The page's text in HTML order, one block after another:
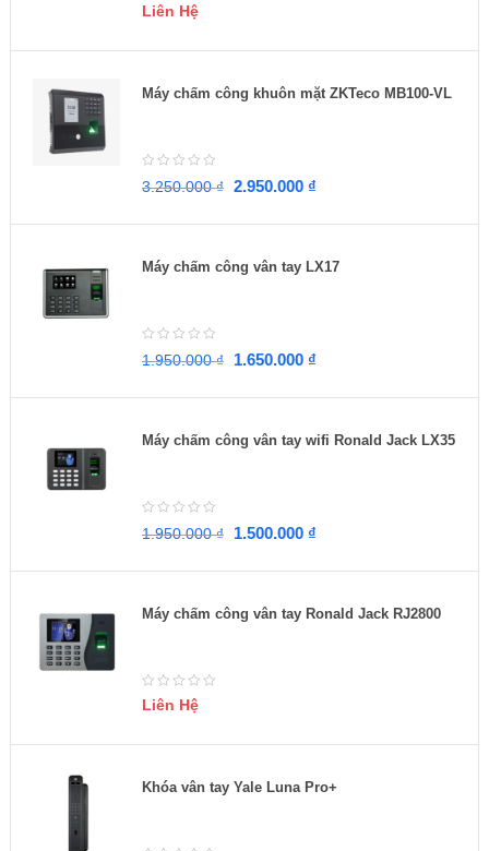
Liên Hệ
Máy chấm công khuôn mặt ZKTeco MB100-VL
3.250.000₫ 2.950.000 ₫
Máy chấm công vân tay LX17
1.950.000₫ 1.650.000 ₫
Máy chấm công vân tay wifi Ronald Jack LX35
1.950.000₫ 1.500.000 ₫
Máy chấm công vân tay Ronald Jack RJ2800
Liên Hệ
Khóa vân tay Yale Luna Pro+